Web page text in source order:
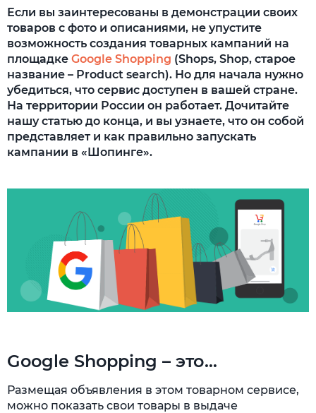
Если вы заинтересованы в демонстрации своих
товаров с фото и описаниями, не упустите
возможность создания товарных кампаний на
площадке Google Shopping (Shops, Shop, старое
название – Рroduct search). Но для начала нужно
убедиться, что сервис доступен в вашей стране.
На территории России он работает. Дочитайте
нашу статью до конца, и вы узнаете, что он собой
представляет и как правильно запускать
кампании в «Шопинге».
Google Shopping – это…
Размещая объявления в этом товарном сервисе,
можно показать свои товары в выдаче